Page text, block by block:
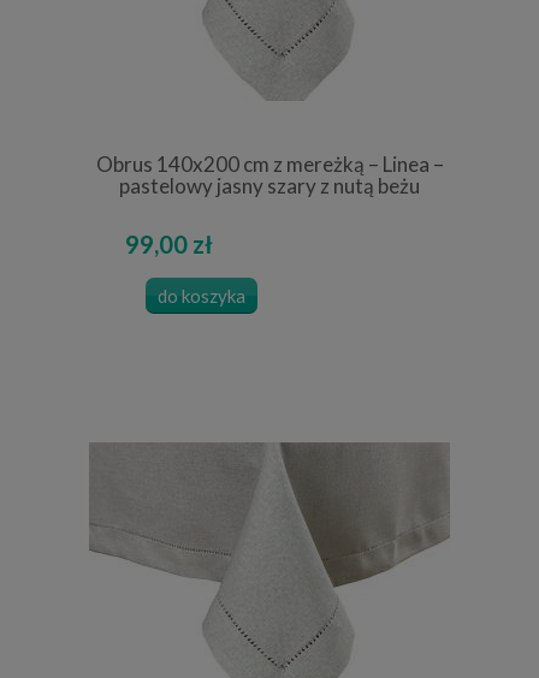
Obrus 140x200 cm z mereżką – Linea –
pastelowy jasny szary z nutą beżu
99,00 zł
do koszyka